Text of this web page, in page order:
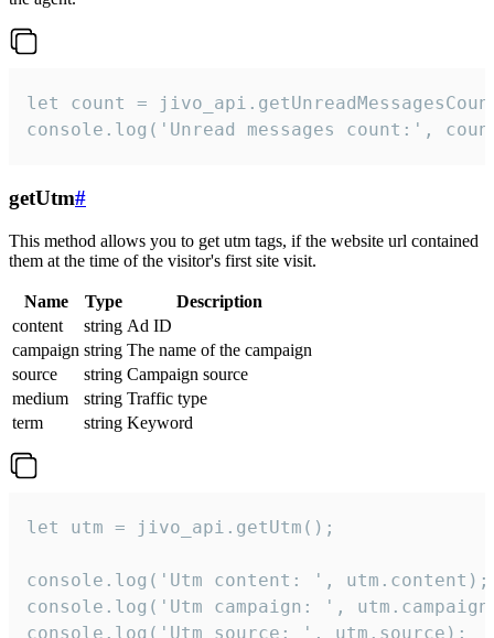
let count =
console.log('Unread messages count:',
getUtm#
This method allows you to get utm tags, if the website url contained
them at the time of the visitor's first site visit.
Name Type
Description
content
string Ad ID
campaign string The name of the campaign
source
string Campaign source
medium
string Traffic type
term
string Keyword
let utm = jivo_api.getUtm();
console.log('Utm content: ', utm.content);
console.log('Utm campaign: ',
console.log('Utm source: ', utm.source);